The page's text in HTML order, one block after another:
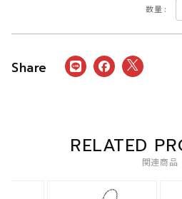
数量 :
RELATED
関連商品